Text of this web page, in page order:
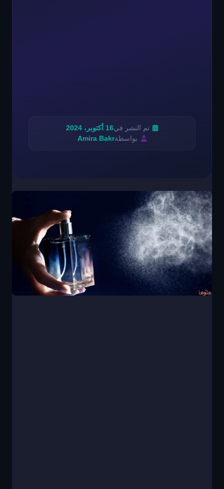
تم النشر في16 أكتوبر، 2024
بواسطةAmira Bakr